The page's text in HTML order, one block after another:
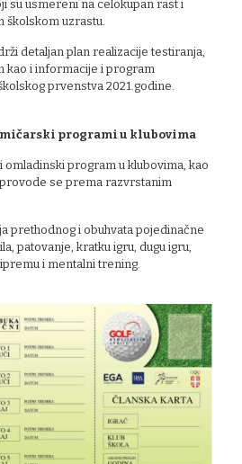
su usmereni na celokupan rast i
školskom uzrastu.
detaljan plan realizacije testiranja,
kao i informacije i program
prvenstva 2021.godine.
programi u klubovima
program u klubovima, kao
se prema razvrstanim
prethodnog i obuhvata pojedinačne
patovanje, kratku igru, dugu igru,
i mentalni trening.